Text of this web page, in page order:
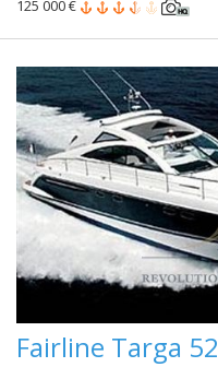
125 000 €
Fairline Targa 52